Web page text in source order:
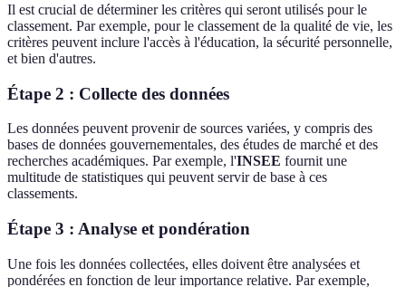
Il est crucial de déterminer les critères qui seront utilisés pour le
classement. Par exemple, pour le classement de la qualité de vie, les
critères peuvent inclure l'accès à l'éducation, la sécurité personnelle,
et bien d'autres.
Étape 2 : Collecte des données
Les données peuvent provenir de sources variées, y compris des
bases de données gouvernementales, des études de marché et des
recherches académiques. Par exemple, l'INSEE fournit une
multitude de statistiques qui peuvent servir de base à ces
classements.
Étape 3 : Analyse et pondération
Une fois les données collectées, elles doivent être analysées et
pondérées en fonction de leur importance relative. Par exemple,